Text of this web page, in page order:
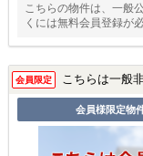
こちらの物件は、一般
くには無料会員登録が
会員限定 こちらは一般
会員様限定物